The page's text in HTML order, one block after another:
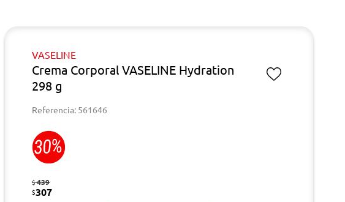
VASELINE
Crema Corporal VASELINE Hydration
298 g
Referencia: 561646
$439
$307